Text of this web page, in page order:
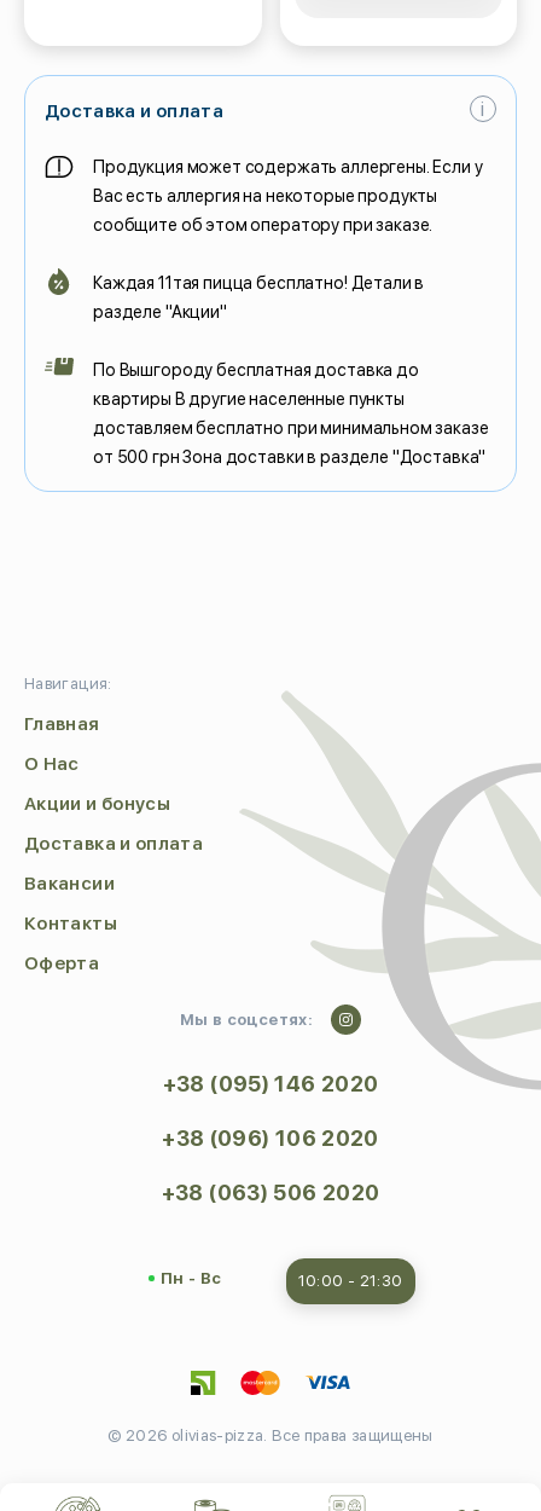
i
Доставка и оплата
Продукция может содержать аллергены. Если у
Вас есть аллергия на некоторые продукты
сообщите об этом оператору при заказе.
Каждая 11тая пицца бесплатно! Детали в
разделе "Акции"
По Вышгороду бесплатная доставка до
квартиры В другие населенные пункты
доставляем бесплатно при минимальном заказе
от 500 грн Зона доставки в разделе "Доставка"
Навигация:
Главная
О Нас
Акции и бонусы
Доставка и оплата
Вакансии
Контакты
Оферта
Мы в соцсетях:
+38 (095) 146 2020
+38 (096) 106 2020
+38 (063) 506 2020
Пн - Вс 10:00 - 21:30
© 2026 olivias-pizza. Все права защищены